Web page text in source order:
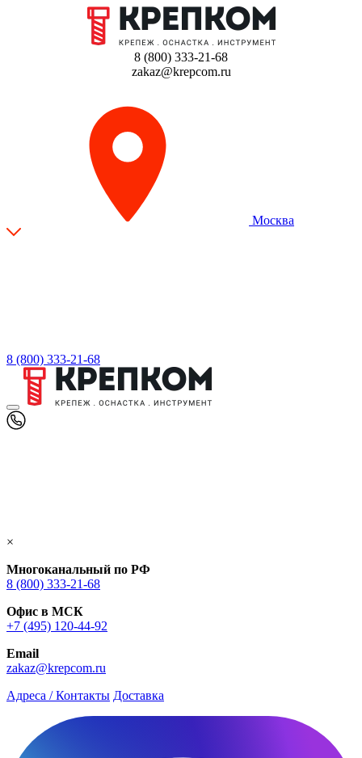
8 (800) 333-21-68
zakaz@krepcom.ru
Москва
8 (800) 333-21-68
×
Многоканальный по РФ
8 (800) 333‑21-68
Офис в МСК
+7 (495) 120-44-92
Email
zakaz@krepcom.ru
Адреса / Контакты Доставка